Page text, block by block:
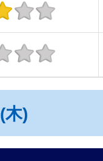
(木)